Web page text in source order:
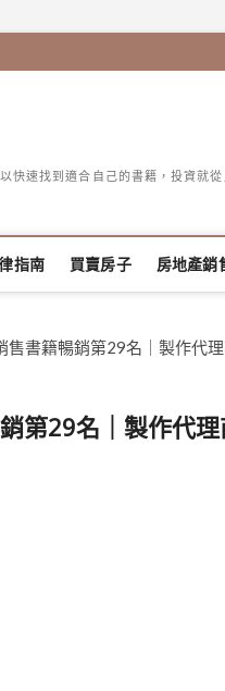
快速找到適合自己的書籍，投資就從
指南 買賣房子 房地產銷
售書籍暢銷第29名｜製作代
第29名｜製作代